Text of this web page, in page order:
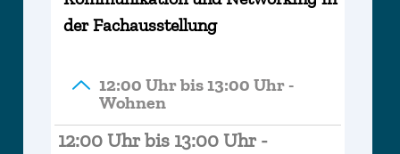
der Fachausstellung
12:00 Uhr bis 13:00 Uhr -
Wohnen
12:00 Uhr bis 13:00 Uhr -